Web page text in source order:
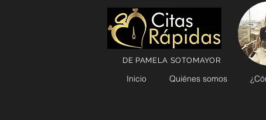
Inicio Quiénes somos
DE PAMELA SOTOMAYOR